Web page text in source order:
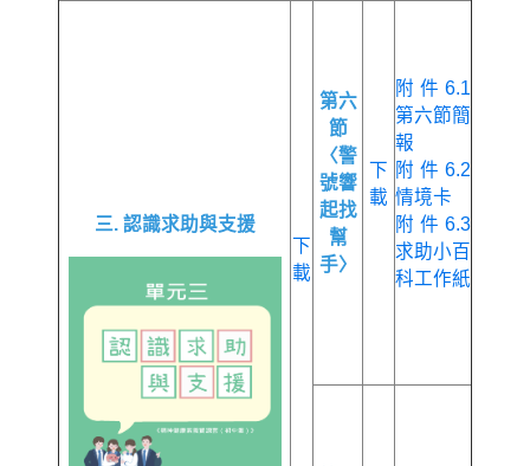
三. 認識求助與支援
下
載
第六
節
〈警
號響
起找
幫
手〉
下
載
附件6.1
第六節簡
報
附件6.2
情境卡
附件6.3
求助小百
科工作紙